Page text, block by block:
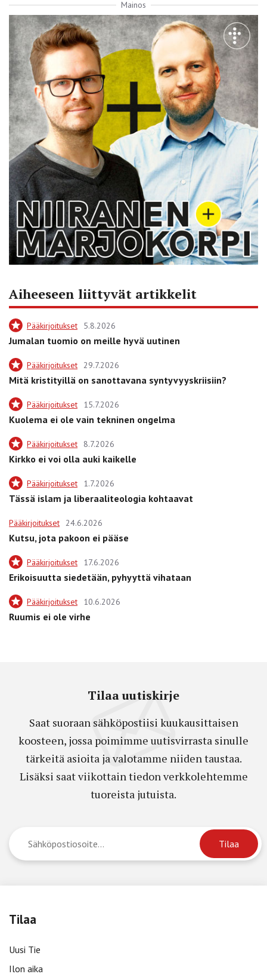
Mainos
Aiheeseen liittyvät artikkelit
Pääkirjoitukset 5.8.2026
Jumalan tuomio on meille hyvä uutinen
Pääkirjoitukset 29.7.2026
Mitä kristityillä on sanottavana syntyvyyskriisiin?
Pääkirjoitukset 15.7.2026
Kuolema ei ole vain tekninen ongelma
Pääkirjoitukset 8.7.2026
Kirkko ei voi olla auki kaikelle
Pääkirjoitukset 1.7.2026
Tässä islam ja liberaaliteologia kohtaavat
Pääkirjoitukset 24.6.2026
Kutsu, jota pakoon ei pääse
Pääkirjoitukset 17.6.2026
Erikoisuutta siedetään, pyhyyttä vihataan
Pääkirjoitukset 10.6.2026
Ruumis ei ole virhe
Tilaa uutiskirje
Saat suoraan sähköpostiisi kuukausittaisen
koosteen, jossa poimimme uutisvirrasta sinulle
tärkeitä asioita ja valotamme niiden taustaa.
Lisäksi saat viikottain tiedon verkkolehtemme
tuoreista jutuista.
Tilaa
Uusi Tie
Ilon aika